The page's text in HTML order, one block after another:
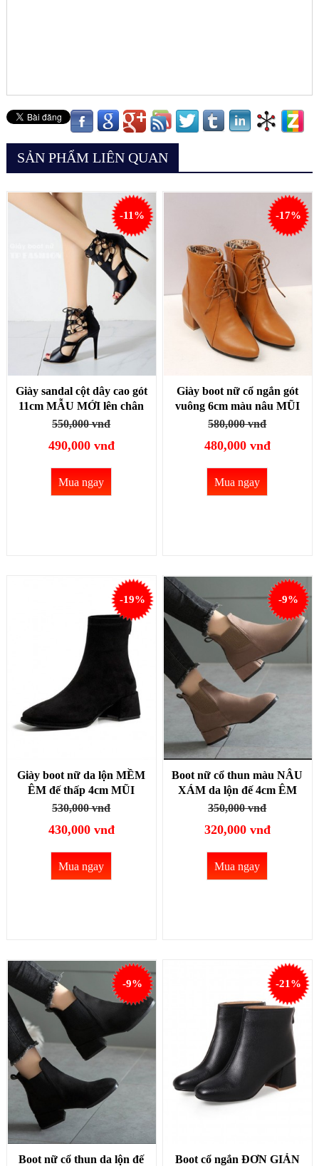
SẢN PHẨM LIÊN QUAN
Giày sandal cột dây cao gót
11cm MẪU MỚI lên chân
TÔN DÁNG, HIỆN ĐẠI
550,000 vnđ
490,000 vnđ
Mua ngay
-11%
Giày boot nữ cổ ngắn gót
vuông 6cm màu nâu MŨI
NHỌN cột dây GBN128C
580,000 vnđ
480,000 vnđ
Mua ngay
-17%
Giày boot nữ da lộn MỀM
ÊM đế thấp 4cm MŨI
VUÔNG GBN121A
530,000 vnđ
430,000 vnđ
Mua ngay
-19%
Boot nữ cổ thun màu NÂU
XÁM da lộn đế 4cm ÊM
CHÂN GBN118B
350,000 vnđ
320,000 vnđ
Mua ngay
-9%
Boot nữ cổ thun da lộn đế
-9%
Boot cổ ngắn ĐƠN GIẢN
-21%